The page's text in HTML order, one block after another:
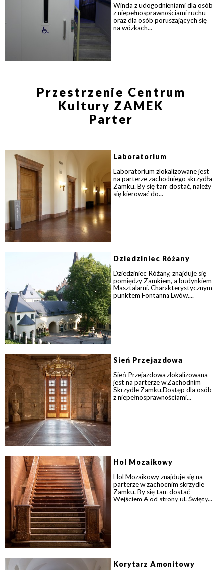
popup
Dołącz do newslettera
POTWIERDŹ ADRES EMAIL
Wyrażam zgodę na przetwarzanie danych osobowych
w celu skorzystania z usługi newsletter.
się z informacjami dotyczącymi przetwarzania danych
osobowych, które są zawarte w
WYŚLIJ
Winda z udogodnieniami dla osób
z niepełnosprawnościami ruchu
oraz dla osób poruszających się
na wózkach...
Przestrzenie Centrum
Kultury ZAMEK
Parter
Laboratorium
Laboratorium zlokalizowane jest
na parterze zachodniego skrzydła
Zamku. By się tam dostać, należy
się kierować do...
Dziedziniec Różany
Dziedziniec Różany, znajduje się
pomiędzy Zamkiem, a budynkiem
Masztalarni. Charakterystycznym
punktem Fontanna Lwów....
Sień Przejazdowa
Sień Przejazdowa zlokalizowana
jest na parterze w Zachodnim
Skrzydle Zamku.Dostęp dla osób
z niepełnosprawnościami...
Hol Mozaikowy
Hol Mozaikowy znajduje się na
parterze w zachodnim skrzydle
Zamku. By się tam dostać
Wejściem A od strony ul. Święty...
Korytarz Amonitowy